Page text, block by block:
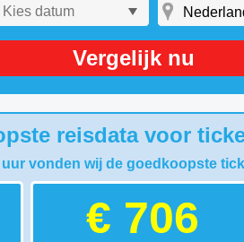
Vergelijk nu
reisdata voor
uur vonden wij de goedkoopste
€ 706